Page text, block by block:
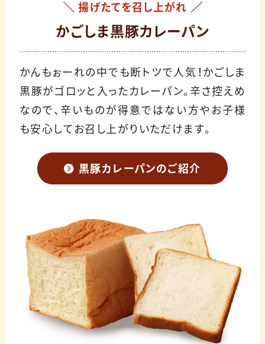
揚げたてを召し上がれ
かごしま黒豚カレーパン
かんもぉーれの中でも断トツで人気！かごしま
黒豚がゴロッと入ったカレーパン。辛さ控えめ
なので、辛いものが得意ではない方やお子様
も安心してお召し上がりいただけます。
黒豚カレーパンのご紹介